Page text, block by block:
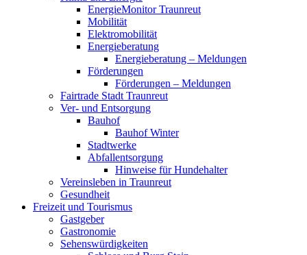
EnergieMonitor Traunreut
Mobilität
Elektromobilität
Energieberatung
Energieberatung – Meldungen
Förderungen
Förderungen – Meldungen
Fairtrade Stadt Traunreut
Ver- und Entsorgung
Bauhof
Bauhof Winter
Stadtwerke
Abfallentsorgung
Hinweise für Hundehalter
Vereinsleben in Traunreut
Gesundheit
Freizeit und Tourismus
Gastgeber
Gastronomie
Sehenswürdigkeiten